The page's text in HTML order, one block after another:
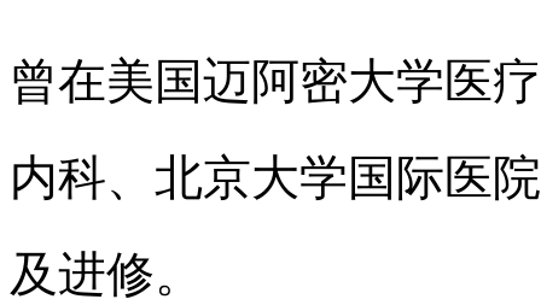
曾在美国迈阿密大学医
内科、北京大学国际医
及进修。